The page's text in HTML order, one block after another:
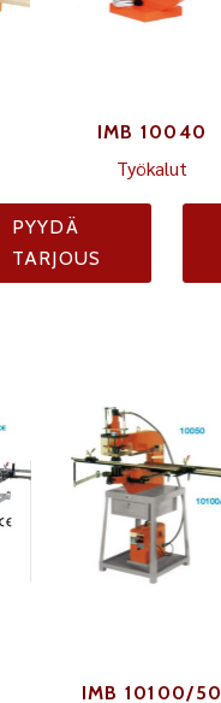
IMB 10040
Työkalut
PYYDÄ
TARJOUS
IMB 10100/50